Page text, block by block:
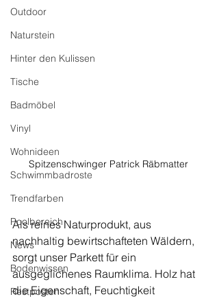
Outdoor
Naturstein
Hinter den Kulissen
Tische
Badmöbel
Vinyl
Wohnideen
Schwimmbadroste
Trendfarben
Poolbereich
News
Bodenwissen
Restposten
Spitzenschwinger Patrick Räbmatter
Als reines Naturprodukt, aus
nachhaltig bewirtschafteten Wäldern,
sorgt unser Parkett für ein
ausgeglichenes Raumklima. Holz hat
die Eigenschaft, Feuchtigkeit